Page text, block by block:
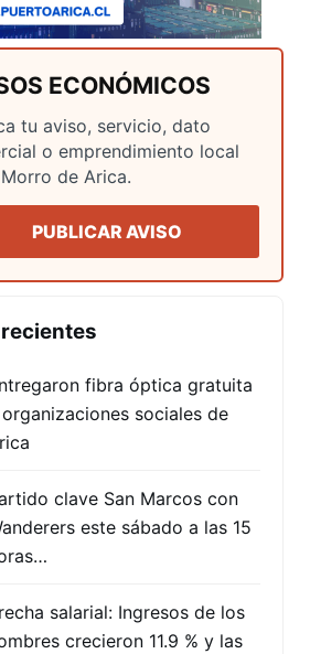
ECONÓMICOS
tu aviso, servicio, dato
o emprendimiento local
de Arica.
PUBLICAR AVISO
fibra óptica gratuita
sociales de
clave San Marcos con
este sábado a las 15
salarial: Ingresos de los
crecieron 11.9 % y las